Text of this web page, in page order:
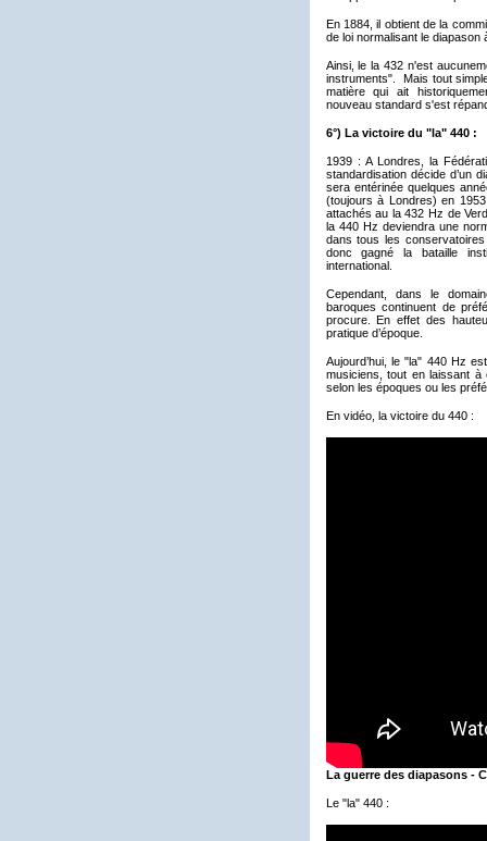
En 1884, il obtient de la
de loi normalisant le
Ainsi, le la 432 n'est
instruments". Mais tout
matière qui ait
nouveau standard s'est
6°) La victoire du "la" 440 :
1939 : A Londres, la
standardisation décide d’un
sera entérinée quelques
(toujours à Londres) en
attachés au la 432 Hz de
la 440 Hz deviendra une
dans tous les
donc gagné la bataille
international.
Cependant, dans le
baroques continuent de
procure. En effet des
pratique d’époque.
Aujourd’hui, le "la" 440 Hz
musiciens, tout en laissant
selon les époques ou les
En vidéo, la victoire du 440 :
La guerre des diapasons -
Le "la" 440 :